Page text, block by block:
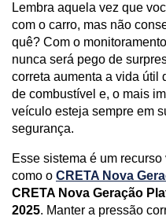
Lembra aquela vez que
com o carro, mas não
quê? Com o
nunca será pego de
correta aumenta a vida útil
de combustível e, o mais
veículo esteja sempre em
segurança.
Esse sistema é um
como o CRETA Nova
CRETA Nova Geração
2025. Manter a pressão